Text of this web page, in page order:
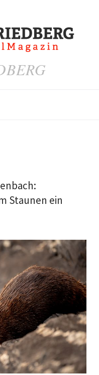
Staunen ein